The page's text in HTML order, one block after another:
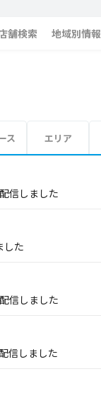
舗検索 地域別情報
ス エリア
信しました
した
信しました
信しました